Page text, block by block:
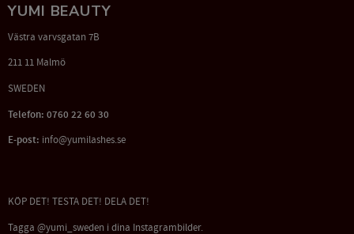
YUMI BEAUTY
Västra varvsgatan 7B
211 11 Malmö
SWEDEN
Telefon: 0760 22 60 30
E-post: info@yumilashes.se
KÖP DET! TESTA DET! DELA DET!
Tagga @yumi_sweden i dina Instagrambilder.